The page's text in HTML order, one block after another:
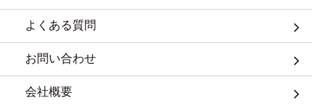
よくある質問
お問い合わせ
会社概要